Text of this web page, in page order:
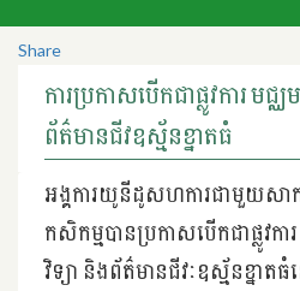
Share
ការ​ប្រកាស​បើក​ជា​ផ្លូវការ មជ្
ព័ត៌​មាន​ជីវ​ឧស្ម័ន​ខ្នាត​ធំ
អង្គការ​យូ​នី​ដូ​សហការ​ជា​មួយ​ស
កសិកម្ម​បាន​ប្រកាស​បើក​ជា​ផ្លូវ​ក
វិទ្យា និង​ព័ត៌​មាន​ជីវៈ​​ឧស្ម័ន​ខ្នាត​​ធំ​